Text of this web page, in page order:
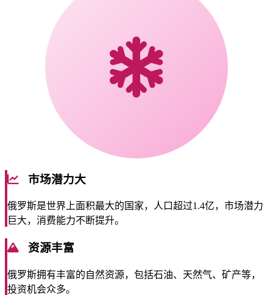
市场潜力大
俄罗斯是世界上面积最大的国家，人口超过1.4亿，市场潜力
巨大，消费能力不断提升。
资源丰富
俄罗斯拥有丰富的自然资源，包括石油、天然气、矿产等，
投资机会众多。